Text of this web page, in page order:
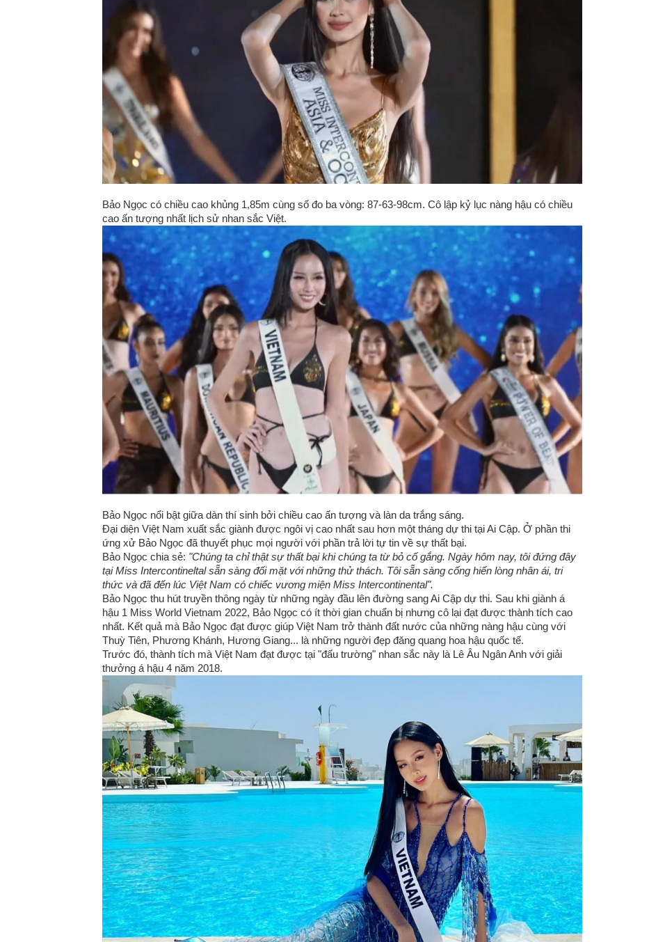
Bảo Ngọc có chiều cao khủng 1,85m cùng số đo ba vòng: 87-63-98cm. Cô lập kỷ lục nàng hậu có chiều
cao ấn tượng nhất lịch sử nhan sắc Việt.
Bảo Ngọc nổi bật giữa dàn thí sinh bởi chiều cao ấn tượng và làn da trắng sáng.
Đại diện Việt Nam xuất sắc giành được ngôi vị cao nhất sau hơn một tháng dự thi tại Ai Cập. Ở phần thi
ứng xử Bảo Ngọc đã thuyết phục mọi người với phần trả lời tự tin về sự thất bại.
Bảo Ngọc chia sẻ: "Chúng ta chỉ thật sự thất bại khi chúng ta từ bỏ cố gắng. Ngày hôm nay, tôi đứng đây
tại Miss Intercontineltal sẵn sàng đối mặt với những thử thách. Tôi sẵn sàng cống hiến lòng nhân ái, tri
thức và đã đến lúc Việt Nam có chiếc vương miện Miss Intercontinental".
Bảo Ngọc thu hút truyền thông ngày từ những ngày đầu lên đường sang Ai Cập dự thi. Sau khi giành á
hậu 1 Miss World Vietnam 2022, Bảo Ngọc có ít thời gian chuẩn bị nhưng cô lại đạt được thành tích cao
nhất. Kết quả mà Bảo Ngọc đạt được giúp Việt Nam trở thành đất nước của những nàng hậu cùng với
Thuỳ Tiên, Phương Khánh, Hương Giang... là những người đẹp đăng quang hoa hậu quốc tế.
Trước đó, thành tích mà Việt Nam đạt được tại "đấu trường" nhan sắc này là Lê Âu Ngân Anh với giải
thưởng á hậu 4 năm 2018.